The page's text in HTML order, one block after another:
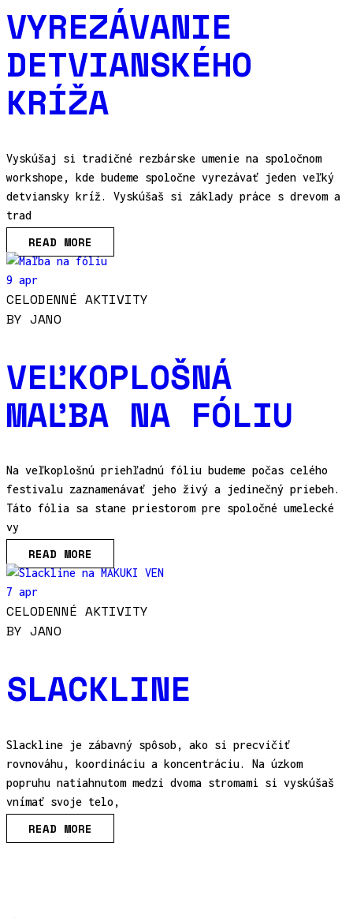
VYREZÁVANIE
DETVIANSKÉHO
KRÍŽA
Vyskúšaj si tradičné rezbárske umenie na spoločnom
workshope, kde budeme spoločne vyrezávať jeden veľký
detviansky kríž. Vyskúšaš si základy práce s drevom a
trad
READ MORE
9 apr
CELODENNÉ AKTIVITY
BY JANO
VEĽKOPLOŠNÁ
MAĽBA NA FÓLIU
Na veľkoplošnú priehľadnú fóliu budeme počas celého
festivalu zaznamenávať jeho živý a jedinečný priebeh.
Táto fólia sa stane priestorom pre spoločné umelecké
vy
READ MORE
7 apr
CELODENNÉ AKTIVITY
BY JANO
SLACKLINE
Slackline je zábavný spôsob, ako si precvičiť
rovnováhu, koordináciu a koncentráciu. Na úzkom
popruhu natiahnutom medzi dvoma stromami si vyskúšaš
vnímať svoje telo,
READ MORE